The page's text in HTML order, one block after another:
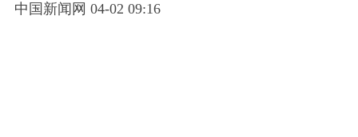
中国新闻网 04-02 09:16